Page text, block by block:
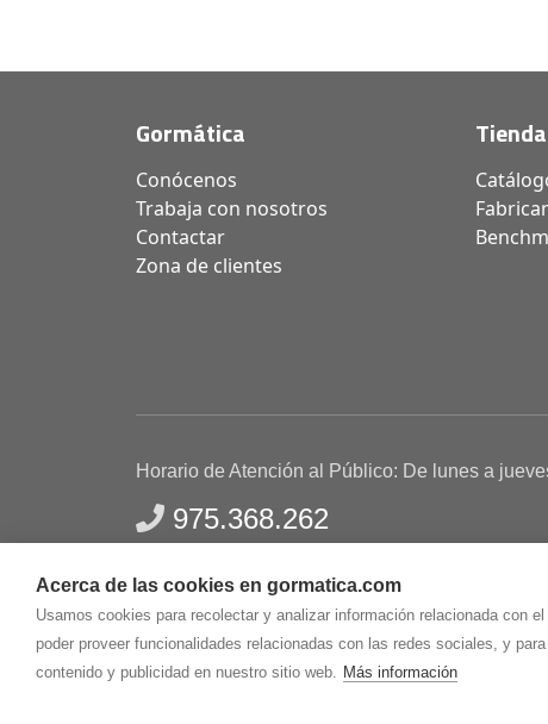
Acerca de las cookies en gormatica.com
Usamos cookies para recolectar y analizar información relacionada con
poder proveer funcionalidades relacionadas con las redes sociales, y
contenido y publicidad en nuestro sitio web. Más información
Gormática
Conócenos
Trabaja con nosotros
Contactar
Zona de clientes
Tienda
Horario de Atención al Público: De lunes a
975.368.262
Gormaz Informática S.L.C/ Soria, 2 - El Burgo de